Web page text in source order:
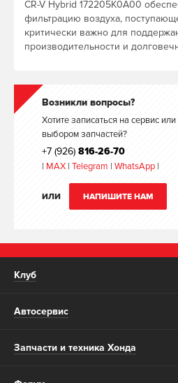
CR-V Hybrid 172205K0A00
фильтрацию воздуха,
критически важно для
производительности и
Возникли вопросы?
Хотите записаться на сервис
выбором запчастей?
+7 (926) 816-26-70
| MAX | Telegram | WhatsApp |
ИЛИ НАПИШИТЕ НАМ
Клуб
Автосервис
Запчасти и техника Хонда